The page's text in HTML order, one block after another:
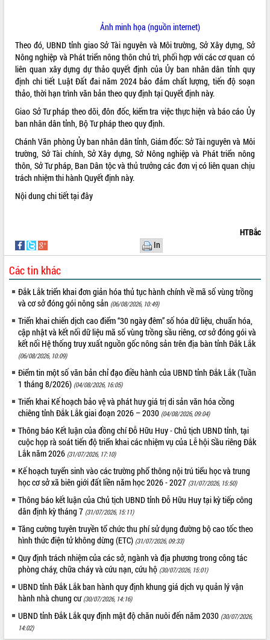
VIDEO
Không có file video nào để phát.
LIÊN KẾT WEB
THỐNG KÊ TRUY CẬP
Hôm nay:
Tất cả: 66071799
Ảnh minh họa (nguồn internet)
Theo đó, UBND tỉnh giao Sở Tài nguyên và Môi trường, Sở Xây dựng, Sở
Nông nghiệp và Phát triển nông thôn chủ trì, phối hợp với các cơ quan có
liên quan xây dựng dự thảo quyết định của Ủy ban nhân dân tỉnh quy
định chi tiết Luật Đất đai năm 2024 bảo đảm chất lượng, tiến độ soạn
thảo, thời hạn trình văn bản theo quy định tại Quyết định này.
Giao Sở Tư pháp theo dõi, đôn đốc, kiểm tra việc thực hiện và báo cáo Ủy
ban nhân dân tỉnh, Bộ Tư pháp theo quy định.
Chánh Văn phòng Ủy ban nhân dân tỉnh, Giám đốc: Sở Tài nguyên và Môi
trường, Sở Tài chính, Sở Xây dựng, Sở Nông nghiệp và Phát triển nông
thôn, Sở Tư pháp, Ban Dân tộc và thủ trưởng các đơn vị có liên quan chịu
trách nhiệm thi hành Quyết định này.
Nội dung chi tiếttại đây
HTBắc
In
Các tin khác
Đắk Lắk triển khai đơn giản hóa thủ tục hành chính về mã số vùng trồng
và cơ sở đóng gói nông sản (06/08/2026, 10:49)
Triển khai chiến dịch cao điểm “30 ngày đêm” số hóa dữ liệu, chuẩn hóa,
cập nhật và kết nối dữ liệu mã số vùng trồng sầu riêng, cơ sở đóng gói và
kết nối Hệ thống truy xuất nguồn gốc nông sản trên địa bàn tỉnh Đắk Lắk
(06/08/2026, 10:09)
Điểm tin một số văn bản chỉ đạo điều hành của UBND tỉnh Đắk Lắk (Tuần
1 tháng 8/2026) (04/08/2026, 16:05)
Triển khai Kế hoạch bảo vệ và phát huy giá trị di sản văn hóa cồng
chiêng tỉnh Đắk Lắk giai đoạn 2026 – 2030 (04/08/2026, 09:04)
Thông báo Kết luận của đồng chí Đỗ Hữu Huy - Chủ tịch UBND tỉnh, tại
cuộc họp rà soát tiến độ triển khai các nhiệm vụ của Lễ hội Sầu riêng Đắk
Lắk năm 2026 (31/07/2026, 17:10)
Kế hoạch tuyển sinh vào các trường phổ thông nội trú tiểu học và trung
học cơ sở xã biên giới đất liền năm học 2026 - 2027 (31/07/2026, 15:50)
Thông báo kết luận của Chủ tịch UBND tỉnh Đỗ Hữu Huy tại kỳ tiếp công
dân định kỳ tháng 7 (31/07/2026, 15:11)
Tăng cường tuyên truyền tổ chức thu phí sử dụng đường bộ cao tốc theo
hình thức điện tử không dừng (ETC) (31/07/2026, 09:33)
Quy định trách nhiệm của các sở, ngành và địa phương trong công tác
phòng cháy, chữa cháy và cứu nạn, cứu hộ (30/07/2026, 15:01)
UBND tỉnh Đắk Lắk ban hành quy định khung giá dịch vụ quản lý vận
hành nhà chung cư (30/07/2026, 14:16)
UBND tỉnh Đắk Lắk quy định mật độ chăn nuôi đến năm 2030 (30/07/2026,
14:02)